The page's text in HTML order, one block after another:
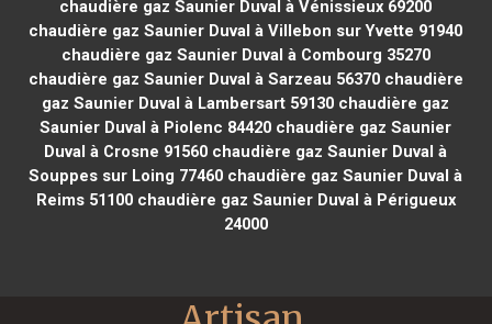
chaudière gaz Saunier Duval à Vénissieux 69200
chaudière gaz Saunier Duval à Villebon sur Yvette 91940
chaudière gaz Saunier Duval à Combourg 35270
chaudière gaz Saunier Duval à Sarzeau 56370chaudière
gaz Saunier Duval à Lambersart 59130 chaudière gaz
Saunier Duval à Piolenc 84420 chaudière gaz Saunier
Duval à Crosne 91560 chaudière gaz Saunier Duval à
Souppes sur Loing 77460 chaudière gaz Saunier Duval à
Reims 51100chaudière gaz Saunier Duval à Périgueux
24000